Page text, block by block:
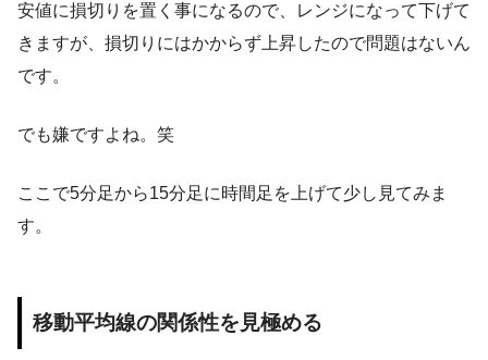
安値に損切りを置く事になるので、レンジになって下げて
きますが、損切りにはかからず上昇したので問題はないん
です。
でも嫌ですよね。笑
ここで5分足から15分足に時間足を上げて少し見てみま
す。
移動平均線の関係性を見極める